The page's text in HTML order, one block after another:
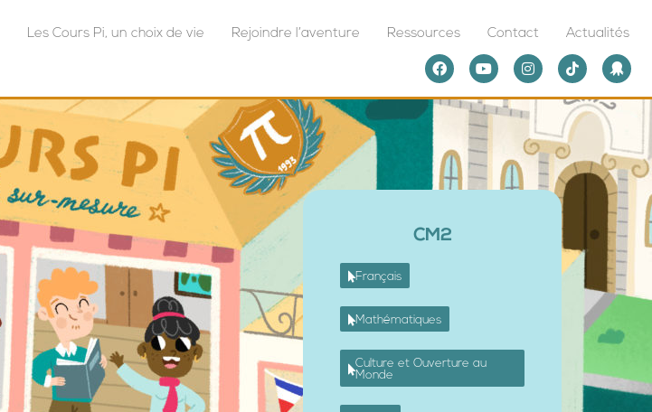
Les Cours Pi, un choix de vie Rejoindre l’aventure Ressources Contact Actualités
CM2
Français
Mathématiques
Culture et Ouverture au
Monde